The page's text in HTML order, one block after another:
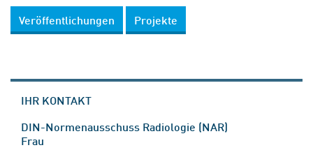
Veröffentlichungen Projekte
IHR KONTAKT
DIN-Normenausschuss Radiologie (NAR)
Frau